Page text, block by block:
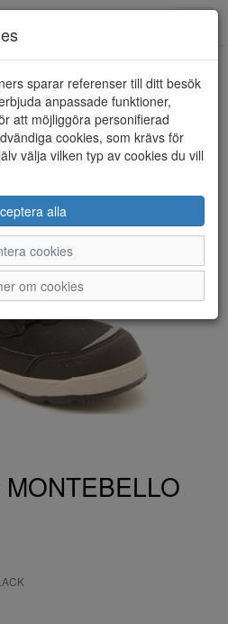
sparar referenser till ditt besök
anpassade funktioner,
att möjliggöra personifierad
cookies, som krävs för
välja vilken typ av cookies du vill
alla
cookies
om cookies